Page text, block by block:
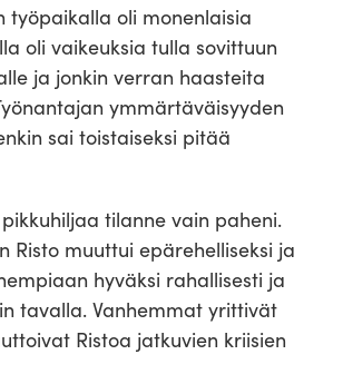
työpaikalla oli monenlaisia
oli vaikeuksia tulla sovittuun
ja jonkin verran haasteita
ymmärtäväisyyden
sai toistaiseksi pitää
tilanne vain paheni.
Risto muuttui epärehelliseksi ja
hyväksi rahallisesti ja
tavalla. Vanhemmat yrittivät
Ristoa jatkuvien kriisien